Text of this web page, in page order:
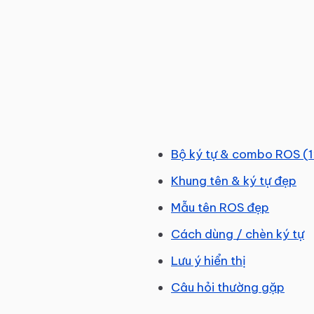
Bộ ký tự & combo ROS
Khung tên & ký tự đẹp
Mẫu tên ROS đẹp
Cách dùng / chèn ký tự
Lưu ý hiển thị
Câu hỏi thường gặp